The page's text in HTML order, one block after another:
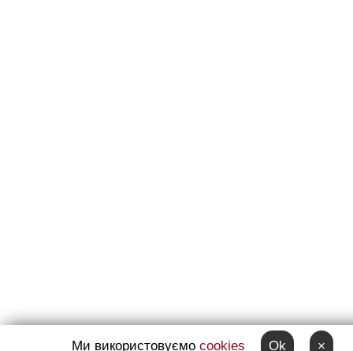
Ми використовуємо cookies Ok ×